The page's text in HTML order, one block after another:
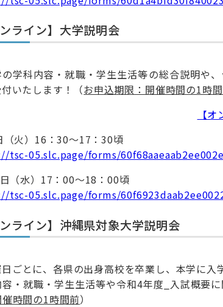
ンライン】大学説明会
学科内容・就職・学生生活等の総合説明や
いたします！（お申込期限：開催時間の1時
【
（火）16：30～17：30頃
tsc-05.slc.page/forms/
（水）17：00～18：00頃
tsc-05.slc.page/forms/
ンライン】沖縄県対象大学説明会
ごとに、各県の出身高校を卒業し、本学に入
・就職・学生生活等や令和4年度_入試概要
時間の1時間前）